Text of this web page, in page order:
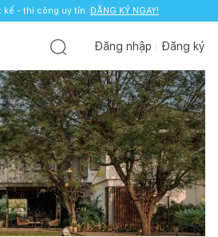
kế - thi công uy tín. ĐĂNG KÝ NGAY!
Đăng nhập Đăng ký